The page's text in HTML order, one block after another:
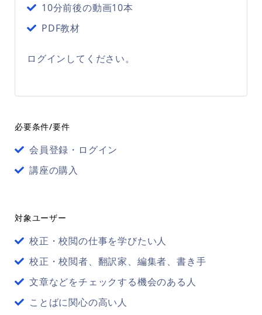
10分前後の動画10本
PDF教材
ログインしてください。
必要条件/要件
会員登録・ログイン
講座の購入
対象ユーザー
校正・校閲の仕事を学びたい人
校正・校閲者、翻訳家、編集者、書き手
文章などをチェックする機会のある人
ことばに関心の高い人